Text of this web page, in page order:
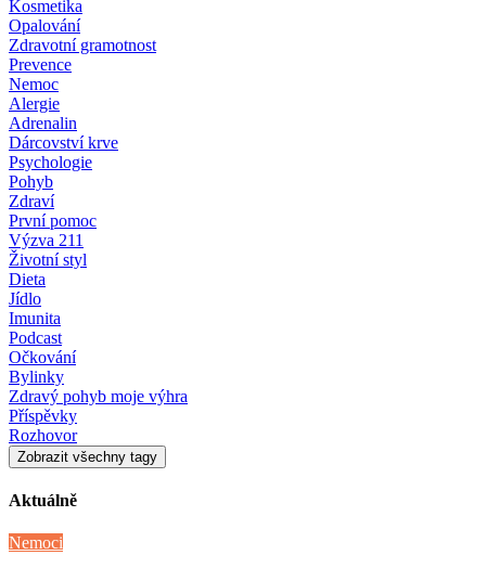
Kosmetika
Opalování
Zdravotní gramotnost
Prevence
Nemoc
Alergie
Adrenalin
Dárcovství krve
Psychologie
Pohyb
Zdraví
První pomoc
Výzva 211
Životní styl
Dieta
Jídlo
Imunita
Podcast
Očkování
Bylinky
Zdravý pohyb moje výhra
Příspěvky
Rozhovor
Zobrazit všechny tagy
Aktuálně
Nemoci